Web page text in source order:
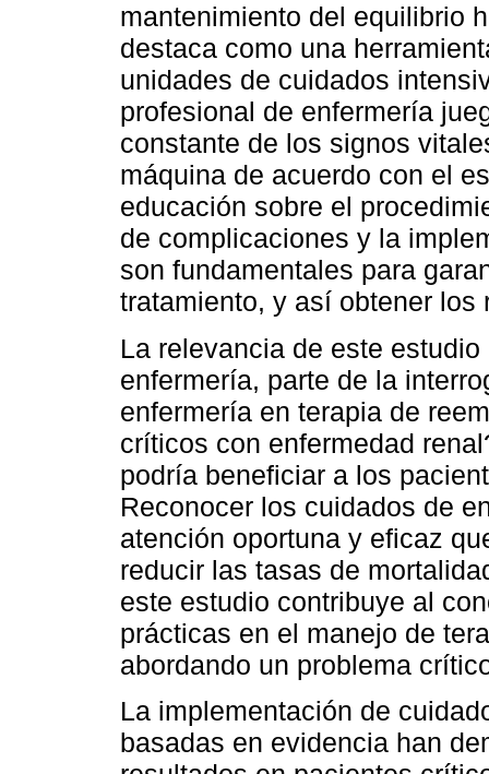
mantenimiento del equilibrio
destaca como una
unidades de cuidados
profesional de enfermería
constante de los signos
máquina de acuerdo con el
educación sobre el
de complicaciones y la
son fundamentales para
tratamiento, y así obtener
La relevancia de este
enfermería, parte de la
enfermería en terapia de
críticos con enfermedad
podría beneficiar a los
Reconocer los cuidados de
atención oportuna y eficaz
reducir las tasas de
este estudio contribuye al
prácticas en el manejo de
abordando un problema
La implementación de
basadas en evidencia han